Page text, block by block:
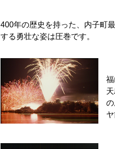
400年の歴史を持った、内子町
する勇壮な姿は圧巻です。